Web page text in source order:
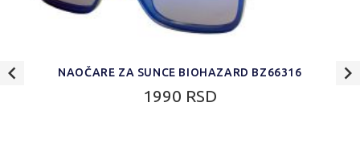
NAOČARE ZA SUNCE BIOHAZARD BZ66316
1990 RSD